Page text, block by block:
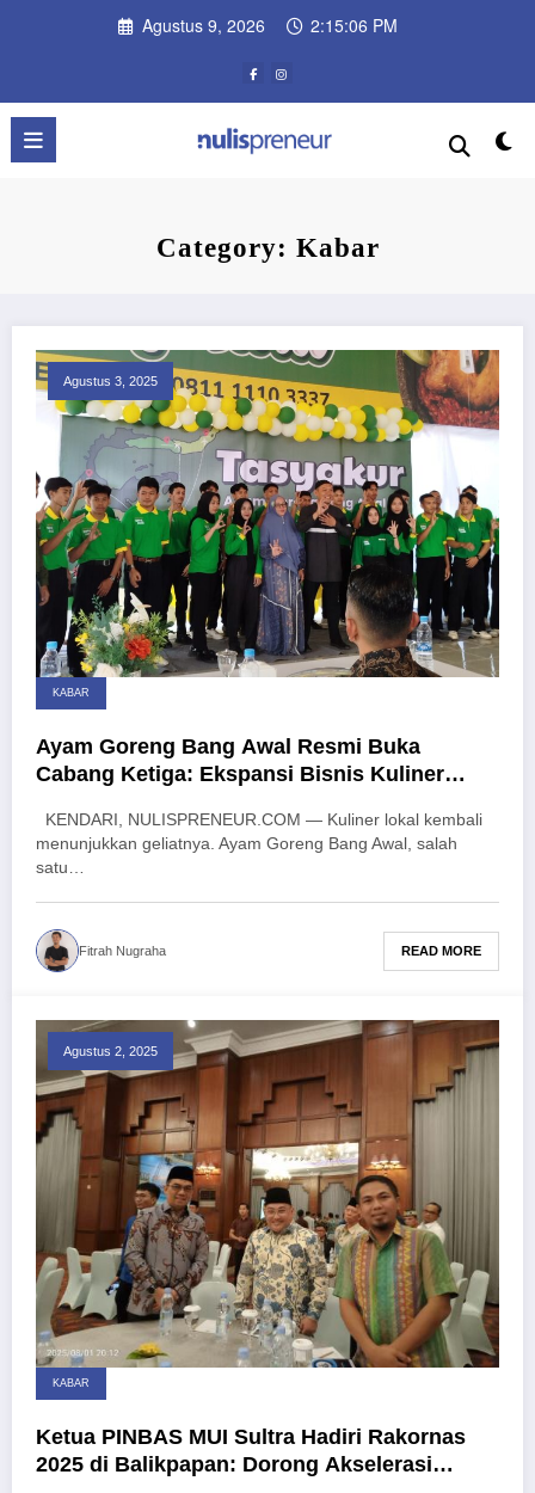
Agustus 9, 2026 2:15:07 PM
Category: Kabar
Agustus 3, 2025
KABAR
Ayam Goreng Bang Awal Resmi Buka
Cabang Ketiga: Ekspansi Bisnis Kuliner
KENDARI, NULISPRENEUR.COM — Kuliner lokal kembali
menunjukkan geliatnya. Ayam Goreng Bang Awal, salah
satu…
Fitrah Nugraha READ MORE
Agustus 2, 2025
KABAR
Ketua PINBAS MUI Sultra Hadiri Rakornas
2025 di Balikpapan: Dorong Akselerasi